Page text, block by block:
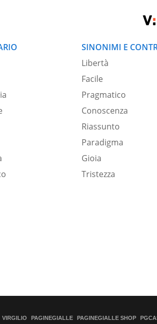
SINONIMI E
Libertà
Facile
Pragmatico
Conoscenza
Riassunto
Paradigma
Gioia
Tristezza
VIRGILIO PAGINEGIALLE PAGINEGIALLE SHOP